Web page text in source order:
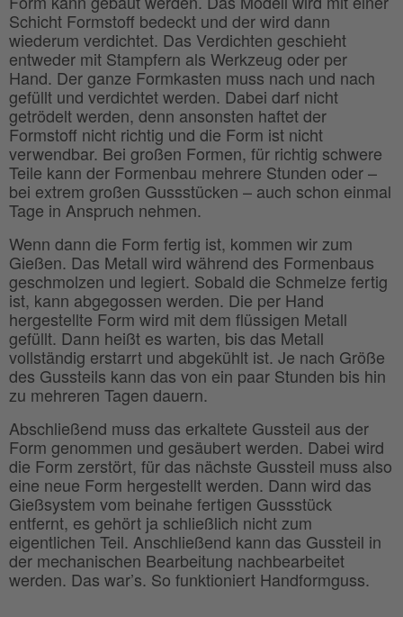
Schicht Formstoff bedeckt und der wird dann
wiederum verdichtet. Das Verdichten geschieht
entweder mit Stampfern als Werkzeug oder per
Hand. Der ganze Formkasten muss nach und nach
gefüllt und verdichtet werden. Dabei darf nicht
getrödelt werden, denn ansonsten haftet der
Formstoff nicht richtig und die Form ist nicht
verwendbar. Bei großen Formen, für richtig schwere
Teile kann der Formenbau mehrere Stunden oder –
bei extrem großen Gussstücken – auch schon einmal
Tage in Anspruch nehmen.
Wenn dann die Form fertig ist, kommen wir zum
Gießen. Das Metall wird während des Formenbaus
geschmolzen und legiert. Sobald die Schmelze fertig
ist, kann abgegossen werden. Die per Hand
hergestellte Form wird mit dem flüssigen Metall
gefüllt. Dann heißt es warten, bis das Metall
vollständig erstarrt und abgekühlt ist. Je nach Größe
des Gussteils kann das von ein paar Stunden bis hin
zu mehreren Tagen dauern.
Abschließend muss das erkaltete Gussteil aus der
Form genommen und gesäubert werden. Dabei wird
die Form zerstört, für das nächste Gussteil muss also
eine neue Form hergestellt werden. Dann wird das
Gießsystem vom beinahe fertigen Gussstück
entfernt, es gehört ja schließlich nicht zum
eigentlichen Teil. Anschließend kann das Gussteil in
der mechanischen Bearbeitung nachbearbeitet
werden. Das war’s. So funktioniert Handformguss.